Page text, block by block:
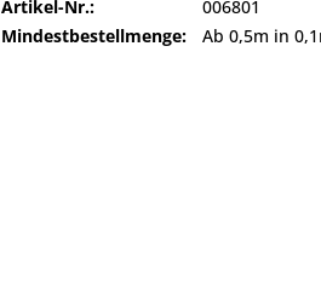
Artikel-Nr.:
006801
Mindestbestellmenge:
Ab 0,5m in